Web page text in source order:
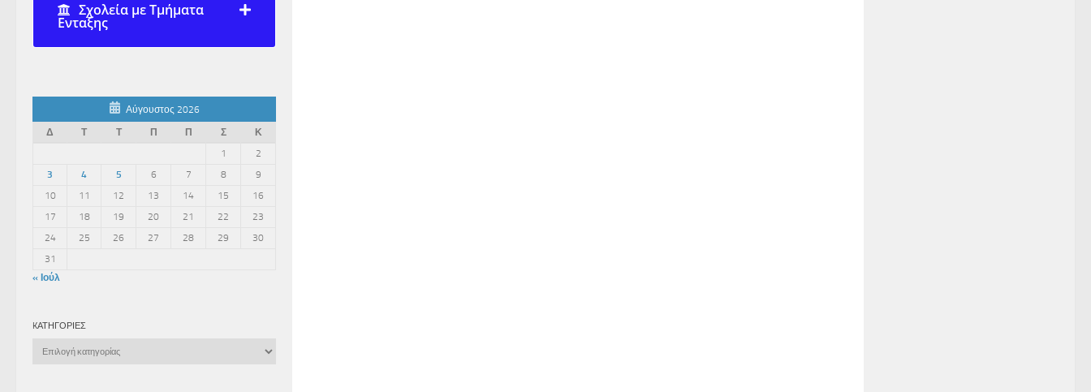
Σχολεία με Τμήματα
Ενταξης
Αύγουστος 2026
Δ
Τ Τ Π Π Σ
Κ
1
2
3
4 5 6 7 8
9
10
11 12 13 14 15
16
17
18 19 20 21 22
23
24
25 26 27 28 29
30
31
« Ιούλ
KΑΤΗΓΟΡΊΕΣ
Kατηγορίες